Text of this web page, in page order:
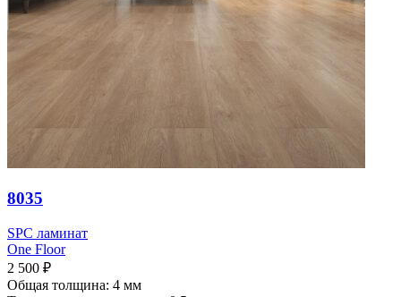
8035
SPC ламинат
One Floor
2 500 ₽
Общая толщина: 4 мм